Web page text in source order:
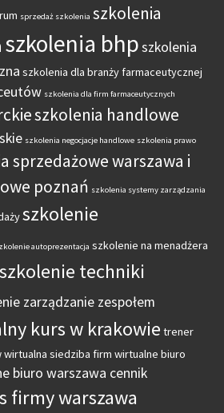
sprzedaż szkolenia szkolenia
szkolenia bhpszkolenia
szkolenia dla branży farmaceutycznej
szkolenia dla firm farmaceutycznych
szkolenia handlowe
szkolenia negocjacje handlowe szkolenia prawo
sprzedażowe warszawa i
poznań szkolenia systemy zarządzania
szkolenie
autoprezentacja szkolenie na menadżera
szkolenie techniki
zarządzanie zespołem
kurs w krakowie trener
wirtualna siedziba firm wirtualne biuro
biuro warszawa cennik
firmy warszawa